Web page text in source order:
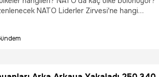
NATO Liderler Zirvesi'ne hangi
öncesinde milyonlarca kişi NATO
ve Kuzey Amerika'dan toplam 32 ülkeyi aynı